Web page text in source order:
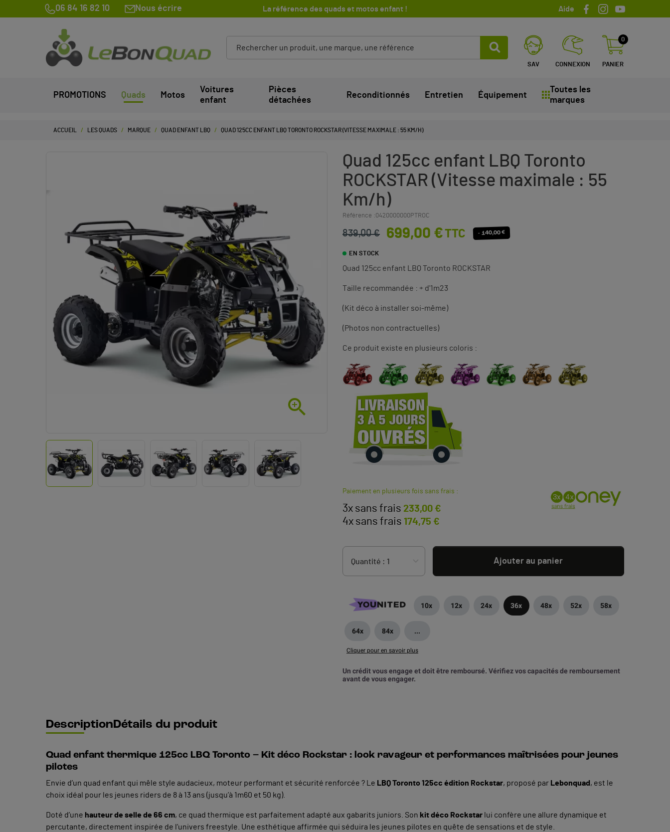
06 84 16 82 10 Nous écrire La référence des quads et motos enfant ! Aide
SAV CONNEXION PANIER
0
PROMOTIONS Quads Motos
Voitures
enfant
Pièces
détachées
Reconditionnés Entretien Équipement
Toutes les
marques
ACCUEIL LES QUADS MARQUE QUAD ENFANT LBQ QUAD 125CC ENFANT LBQ TORONTO ROCKSTAR (VITESSE MAXIMALE : 55 KM/H)

Quad 125cc enfant LBQ Toronto
ROCKSTAR (Vitesse maximale : 55
Km/h)
Référence :0420000000PTROC
839,00 € 699,00 €TTC - 140,00 €
EN STOCK
Quad 125cc enfant LBQ Toronto ROCKSTAR
Taille recommandée : + d'1m23
(Kit déco à installer soi-même)
(Photos non contractuelles)
Ce produit existe en plusieurs coloris :
Paiement en plusieurs fois sans frais :
3x sans frais 233,00 €
4x sans frais 174,75 €
Ajouter au panier
10x 12x 24x 36x 48x 52x 58x
64x 84x ...
Cliquer pour en savoir plus
Un crédit vous engage et doit être remboursé. Vérifiez vos capacités de remboursement
avant de vous engager.
DescriptionDétails du produit
Quad enfant thermique 125cc LBQ Toronto – Kit déco Rockstar : look ravageur et performances maîtrisées pour jeunes
pilotes
Envie d’un quad enfant qui mêle style audacieux, moteur performant et sécurité renforcée ? Le LBQ Toronto 125cc édition Rockstar, proposé par Lebonquad , est le
choix idéal pour les jeunes riders de 8 à 13 ans (jusqu’à 1m60 et 50 kg).
Doté d’une hauteur de selle de 66 cm, ce quad thermique est parfaitement adapté aux gabarits juniors. Son kit déco Rockstar lui confère une allure dynamique et
percutante, directement inspirée de l’univers freestyle. Une esthétique affirmée qui séduira les jeunes pilotes en quête de sensations et de style.